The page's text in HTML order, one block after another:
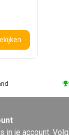
in je account.